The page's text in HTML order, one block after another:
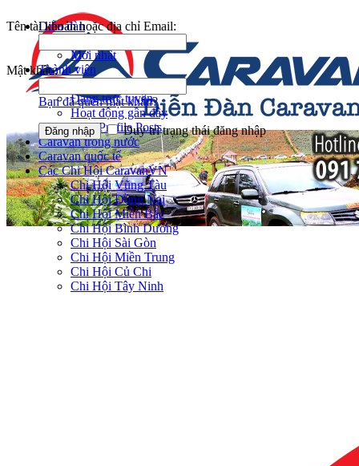
Diễn đàn
Mới nhất
Thành viên
Đang trực tuyến
Hoạt động gần đây
New Profile Posts
Caravan trong nước
Caravan quốc tế
Các Chi Hội CaravanVN
Chi Hội Vũng Tàu
Chi Hội Đồng Nai
Chi Hội Miền Bắc
Chi Hội Bình Dương
Chi Hội Sài Gòn
Chi Hội Miền Trung
Chi Hội Củ Chi
Chi Hội Tây Ninh
Tên tài khoản hoặc địa chỉ Email:
Mật khẩu:
Bạn đã quên mật khẩu?
Duy trì trạng thái đăng nhập